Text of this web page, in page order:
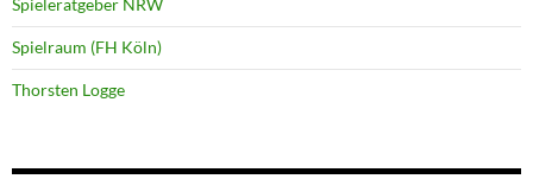
Spieleratgeber NRW
Spielraum (FH Köln)
Thorsten Logge